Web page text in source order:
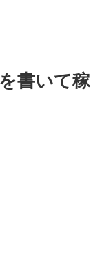
書いて